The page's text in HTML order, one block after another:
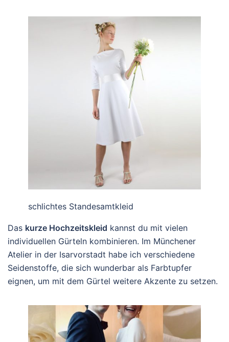
schlichtes Standesamtkleid
Das kurze Hochzeitskleid kannst du mit vielen
individuellen Gürteln kombinieren. Im Münchener
Atelier in der Isarvorstadt habe ich verschiedene
Seidenstoffe, die sich wunderbar als Farbtupfer
eignen, um mit dem Gürtel weitere Akzente zu setzen.